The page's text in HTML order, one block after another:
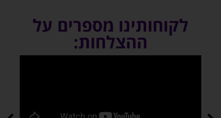
לקוחותינו מספרים על
ההצלחות: